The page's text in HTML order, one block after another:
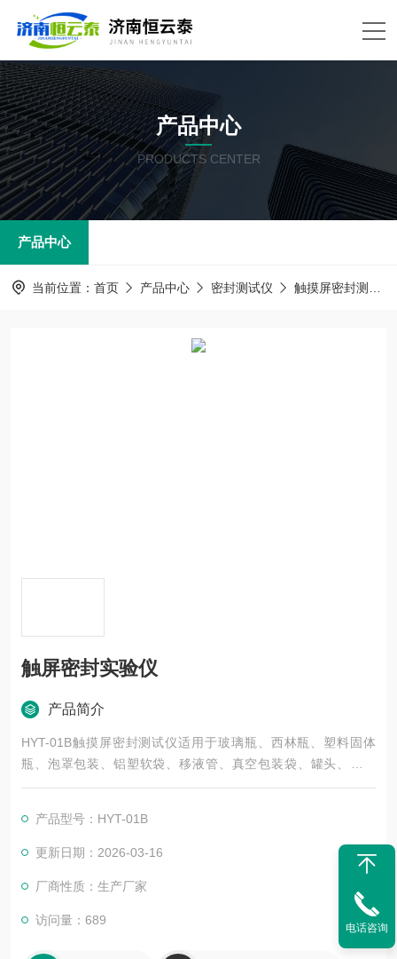
产品中心
PRODUCTS CENTER
产品中心
当前位置： 首页 产品中心 密封测试仪 触摸屏密封测试仪
触屏密封实验仪
产品简介
HYT-01B触摸屏密封测试仪适用于玻璃瓶、西林瓶、塑料固体
瓶、泡罩包装、铝塑软袋、移液管、真空包装袋、罐头、奶粉
袋、铝箔袋、滴眼剂瓶、医疗器械包装、液体袋、果冻杯、扎
验。触屏密封实验仪
产品型号：HYT-01B
更新日期：2026-03-16
厂商性质：生产厂家
访问量：689
电话咨询